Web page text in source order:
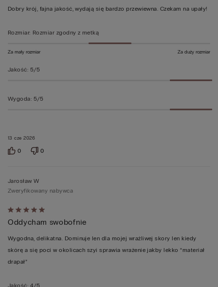
z
13 cze 2026
Dobry krój, fajna jakość, wydają się bardzo przewiewna. Czekam na upały!
Rozmiar: Rozmiar zgodny z metką
Za mały rozmiar Za duży rozmiar
Jakość: 5/5
Wygoda: 5/5
0 0
Ocena
5
z
5
Jarosław W
Zweryfikowany nabywca
Oddycham swobofnie
Wygodna, delikatna. Dominuje len dla mojej wrażliwej skory len kiedy
skórę a się poci w okolicach szyi sprawia wrażenie jakby lekko “materiał
drapał”
Jakość: 4/5